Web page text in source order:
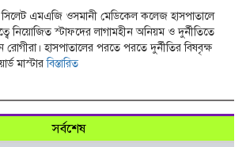
সিলেট এমএজি ওসমানী মেডিকেল কলেজ হাসপাতালে
নিয়োজিত স্টাফদের লাগামহীন অনিয়ম ও দুর্নীতিতে
রোগীরা। হাসপাতালের পরতে পরতে দুর্নীতির বিষবৃক্ষ
মাস্টারবিস্তারিত
সর্বশেষ